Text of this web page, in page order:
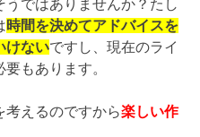
うではありませんか？たし
時間を決めてアドバイスを
けないですし、現在のライ
もあります。
考えるのですから楽しい作